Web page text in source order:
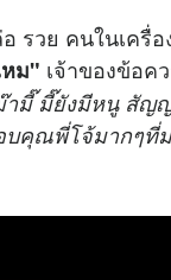
รวย คนในเครื่
ม" เจ้าของข้อค
ามี๊ มี๊ยังมีหนู สั
คุณพี่โจ้มากๆที่